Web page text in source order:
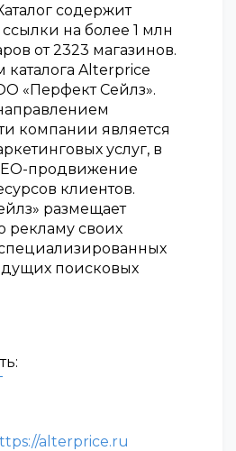
содержит
на более 1 млн
от 2323 магазинов.
Alterprice
«Перфект Сейлз».
компании является
услуг, в
продвижение
клиентов.
размещает
рекламу своих
поисковых
alterprice.ru